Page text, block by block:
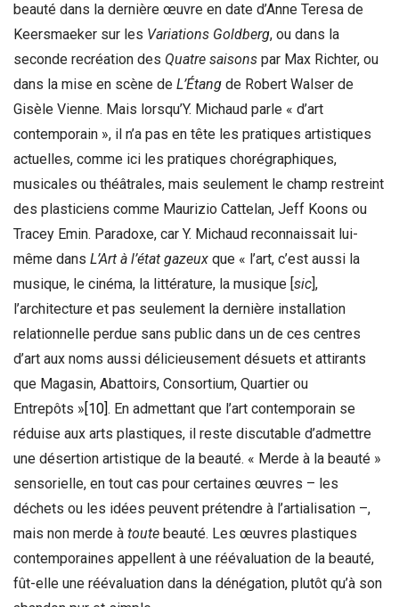
beauté dans la dernière œuvre en date d’Anne Teresa de
Keersmaeker sur les Variations Goldberg, ou dans la
seconde recréation des Quatre saisons par Max Richter, ou
dans la mise en scène de L’Étang de Robert Walser de
Gisèle Vienne. Mais lorsqu’Y. Michaud parle « d’art
contemporain », il n’a pas en tête les pratiques artistiques
actuelles, comme ici les pratiques chorégraphiques,
musicales ou théâtrales, mais seulement le champ restreint
des plasticiens comme Maurizio Cattelan, Jeff Koons ou
Tracey Emin. Paradoxe, car Y. Michaud reconnaissait lui-
même dans L’Art à l’état gazeux que « l’art, c’est aussi la
musique, le cinéma, la littérature, la musique [ sic ],
l’architecture et pas seulement la dernière installation
relationnelle perdue sans public dans un de ces centres
d’art aux noms aussi délicieusement désuets et attirants
que Magasin, Abattoirs, Consortium, Quartier ou
Entrepôts » [10] . En admettant que l’art contemporain se
réduise aux arts plastiques, il reste discutable d’admettre
une désertion artistique de la beauté. « Merde à la beauté »
sensorielle, en tout cas pour certaines œuvres – les
déchets ou les idées peuvent prétendre à l’artialisation –,
mais non merde à toute beauté. Les œuvres plastiques
contemporaines appellent à une réévaluation de la beauté,
fût-elle une réévaluation dans la dénégation, plutôt qu’à son